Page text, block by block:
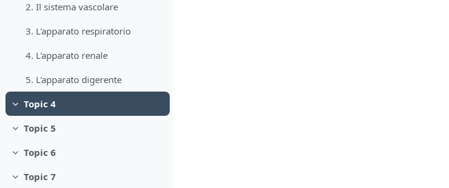
2. Il sistema vascolare
3. L'apparato respiratorio
4. L'apparato renale
5. L'apparato digerente
Minimizza
Topic 4
Minimizza
Topic 5
Minimizza
Topic 6
Minimizza
Topic 7